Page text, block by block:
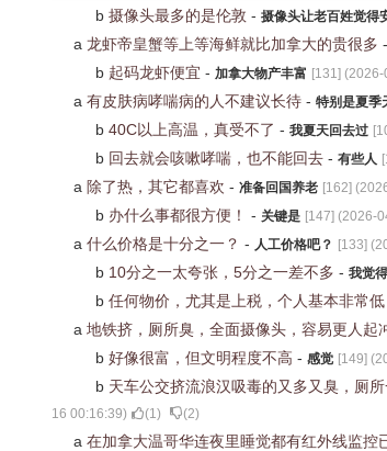
b 摄像头最多的是伦敦 - 摄像头让老百姓觉得
a 龙虾帝皇蟹等上等海鲜就比加拿大的贵很多 -
b 起码龙虾便宜 - 加拿大物产丰富 [131] (2026-
a 有皮肤病哮喘病的人不建议长待 - 特别是夏季
b 40C以上高温，真受不了 - 我夏天回去过 [
b 回去就会咳嗽哮喘，也不能回去 - 有些人 [
a 除了热，其它都喜欢 - 准备回国养老 [162] (
b 办什么事都很方便！ - 关键是 [147] (2026-
a 什么价格是十分之一？ - 人工价格吧？ [133] (
b 10分之一太夸张，5分之一差不多 - 我觉得
b 任何物价，尤其是上税，个人基本非常低
a 地铁挤，厕所臭，全面摄像头，容易更人起
b 好像很富，但文明程度不高 - 感觉 [149] (
b 天车公交挤流浪汉吸毒的又多又臭，厕
16 00:16:39) (1) (2)
a 在加拿大温哥华连夜里睡觉都有红外线监